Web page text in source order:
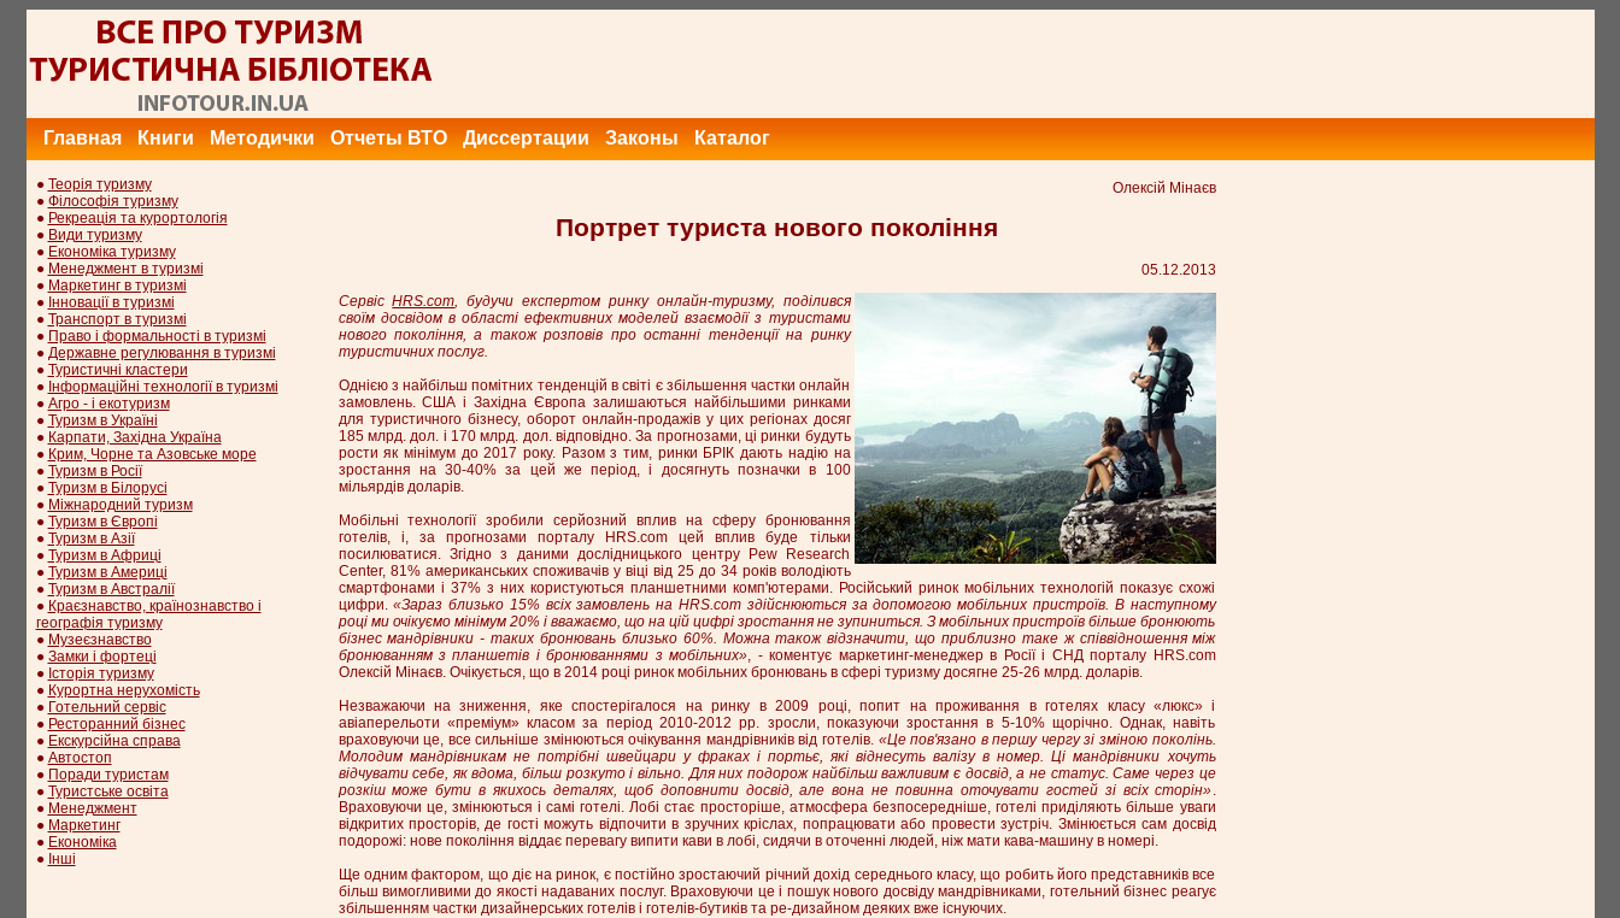
Главная Книги Методички Отчеты ВТО Диссертации Законы Каталог
● Теорія туризму
● Філософія туризму
● Рекреація та курортологія
● Види туризму
● Економіка туризму
● Менеджмент в туризмі
● Маркетинг в туризмі
● Інновації в туризмі
● Транспорт в туризмі
● Право і формальності в туризмі
● Державне регулювання в туризмі
● Туристичні кластери
● Інформаційні технології в туризмі
● Агро - і екотуризм
● Туризм в Україні
● Карпати, Західна Україна
● Крим, Чорне та Азовське море
● Туризм в Росії
● Туризм в Білорусі
● Міжнародний туризм
● Туризм в Європі
● Туризм в Азії
● Туризм в Африці
● Туризм в Америці
● Туризм в Австралії
● Краєзнавство, країнознавство і
географія туризму
● Музеєзнавство
● Замки і фортеці
● Історія туризму
● Курортна нерухомість
● Готельний сервіс
● Ресторанний бізнес
● Екскурсійна справа
● Автостоп
● Поради туристам
● Туристське освіта
● Менеджмент
● Маркетинг
● Економіка
● Інші
Олексій Мінаєв
Портрет туриста нового покоління
05.12.2013
СервісHRS.com , будучи експертом ринку онлайн-туризму, поділився
своїм досвідом в області ефективних моделей взаємодії з туристами
нового покоління, а також розповів про останні тенденції на ринку
туристичних послуг.
Однією з найбільш помітних тенденцій в світі є збільшення частки онлайн
замовлень. США і Західна Європа залишаються найбільшими ринками
для туристичного бізнесу, оборот онлайн-продажів у цих регіонах досяг
185 млрд. дол. і 170 млрд. дол. відповідно. За прогнозами, ці ринки будуть
рости як мінімум до 2017 року. Разом з тим, ринки БРІК дають надію на
зростання на 30-40% за цей же період, і досягнуть позначки в 100
мільярдів доларів.
Мобільні технології зробили серйозний вплив на сферу бронювання
готелів, і, за прогнозами порталу HRS.com цей вплив буде тільки
посилюватися. Згідно з даними дослідницького центру Pew Research
Center, 81% американських споживачів у віці від 25 до 34 років володіють
смартфонами і 37% з них користуються планшетними комп'ютерами. Російський ринок мобільних технологій показує схожі
цифри.«Зараз близько 15% всіх замовлень на HRS.com здійснюються за допомогою мобільних пристроїв. В наступному
році ми очікуємо мінімум 20% і вважаємо, що на цій цифрі зростання не зупиниться. З мобільних пристроїв більше бронюють
бізнес мандрівники - таких бронювань близько 60%. Можна також відзначити, що приблизно таке ж співвідношення між
бронюванням з планшетів і бронюваннями з мобільних» , - коментує маркетинг-менеджер в Росії і СНД порталу HRS.com
Олексій Мінаєв. Очікується, що в 2014 році ринок мобільних бронювань в сфері туризму досягне 25-26 млрд. доларів.
Незважаючи на зниження, яке спостерігалося на ринку в 2009 році, попит на проживання в готелях класу «люкс» і
авіаперельоти «преміум» класом за період 2010-2012 рр. зросли, показуючи зростання в 5-10% щорічно. Однак, навіть
враховуючи це, все сильніше змінюються очікування мандрівників від готелів. «Це пов'язано в першу чергу зі зміною поколінь.
Молодим мандрівникам не потрібні швейцари у фраках і портьє, які віднесуть валізу в номер. Ці мандрівники хочуть
відчувати себе, як вдома, більш розкуто і вільно. Для них подорож найбільш важливим є досвід, а не статус. Саме через це
розкіш може бути в якихось деталях, щоб доповнити досвід, але вона не повинна оточувати гостей зі всіх сторін»
Враховуючи це, змінюються і самі готелі. Лобі стає просторіше, атмосфера безпосередніше, готелі приділяють більше уваги
відкритих просторів, де гості можуть відпочити в зручних кріслах, попрацювати або провести зустріч. Змінюється сам досвід
подорожі: нове покоління віддає перевагу випити кави в лобі, сидячи в оточенні людей, ніж мати кава-машину в номері.
Ще одним фактором, що діє на ринок, є постійно зростаючий річний дохід середнього класу, що робить його представників все
більш вимогливими до якості надаваних послуг. Враховуючи це і пошук нового досвіду мандрівниками, готельний бізнес реагує
збільшенням частки дизайнерських готелів і готелів-бутиків та ре-дизайном деяких вже існуючих.